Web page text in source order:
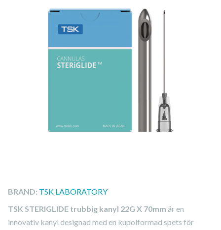
BRAND: TSK LABORATORY
TSK STERIGLIDE trubbig kanyl 22G X 70mm är en
innovativ kanyl designad med en kupolformad spets för